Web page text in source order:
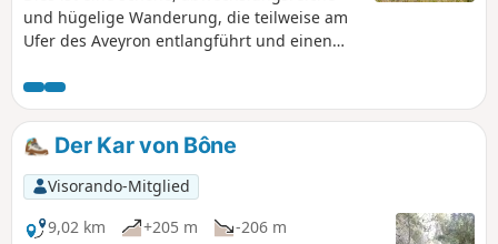
und hügelige Wanderung, die teilweise am
Ufer des Aveyron entlangführt und einen
Um diesen Aussichtspunkt zu erreichen,
müssen Sie die Côte de Ouf erklimmen, die
ihrem Namen alle Ehre macht. Von der
Hochebene aus überblicken Sie den Fluss
und das Kar, bevor Sie den Rückweg zum
hübschen Dorf Saint-Antonin-Noble-Val
antreten.
Der Kar von Bône
Visorando-Mitglied
9,02 km
+205 m
-206 m